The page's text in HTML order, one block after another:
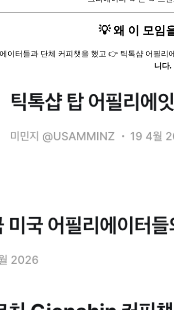
💡 왜 이 모임
이터들과 단체 커피챗을 했고 👉 틱톡샵 어필리
니다.